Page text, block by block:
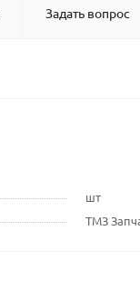
Задать вопрос
шт
ТМЗ